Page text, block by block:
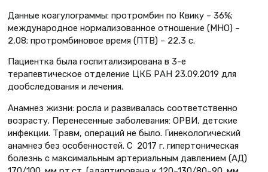
Данные коагулограммы: протромбин по Квику – 36%;
международное нормализованное отношение (МНО) –
2,08; протромбиновое время (ПТВ) – 22,3 с.
Пациентка была госпитализирована в 3-е
терапевтическое отделение ЦКБ РАН 23.09.2019 для
дообследования и лечения.
Анамнез жизни: росла и развивалась соответственно
возрасту. Перенесенные заболевания: ОРВИ, детские
инфекции. Травм, операций не было. Гинекологический
анамнез без особенностей. С 2017 г. гипертоническая
болезнь с максимальным артериальным давлением (АД)